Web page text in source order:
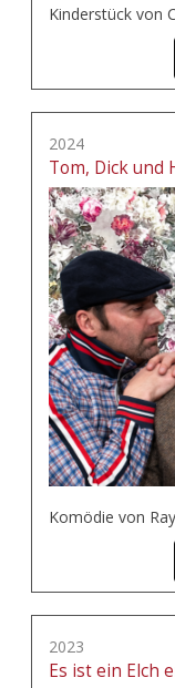
Kinderstück von
2024
Tom, Dick und
Komödie von
2023
Es ist ein Elch